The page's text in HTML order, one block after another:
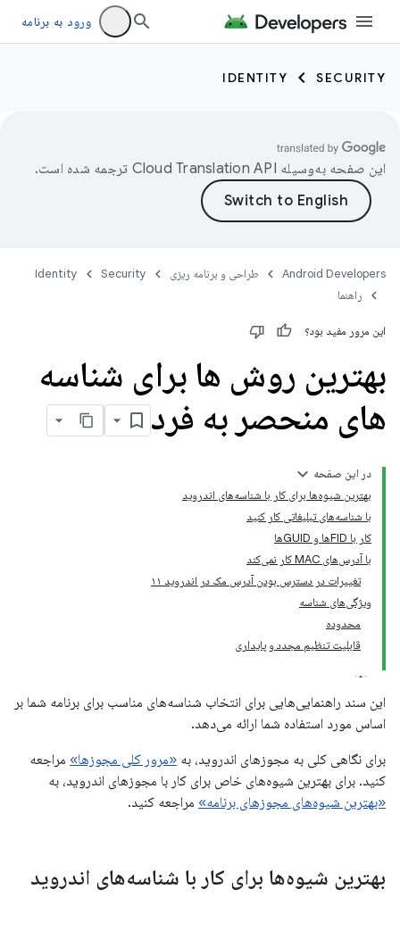
ورود به برنامه
SECURITY
IDENTITY
این صفحه به‌وسیله ترجمه شده است.
Android Developers طراحی و برنامه ریزی Security
Identity
راهنما
این مرور مفید بود؟
بهترین روش ها برای شناسه
های منحصر به فرد
در این صفحه
بهترین شیوه‌ها برای کار با شناسه‌های اندروید
با شناسه‌های تبلیغاتی کار کنید
کار با FIDها و GUIDها
با آدرس‌های MAC کار نمی‌کند
تغییرات در دسترس بودن آدرس مک در اندروید ۱۱
ویژگی‌های شناسه
محدوده
قابلیت تنظیم مجدد و پایداری
این سند راهنمایی‌هایی برای انتخاب شناسه‌های مناسب برای برنامه شما بر
اساس مورد استفاده شما ارائه می‌دهد.
برای نگاهی کلی به مجوزهای اندروید، به «مرور کلی مجوزها» مراجعه
کنید. برای بهترین شیوه‌های خاص برای کار با مجوزهای اندروید، به
«بهترین شیوه‌های مجوزهای برنامه» مراجعه کنید.
بهترین شیوه‌ها برای کار با شناسه‌های اندروید